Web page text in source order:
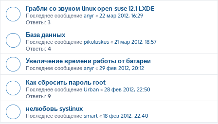
Грабли со звуком linux open-suse 12.1 LXDE
Последнее сообщение anyr « 22 мар 2012, 16:29
Ответы: 3
База данных
Последнее сообщение pikuluskus « 21 мар 2012, 18:57
Ответы: 4
Увеличение времени работы от батареи
Последнее сообщение anyr « 29 фев 2012, 20:12
Как сбросить пароль root
Последнее сообщение Urban « 28 фев 2012, 22:50
Ответы: 9
нелюбовь syslinux
Последнее сообщение smart « 18 фев 2012, 22:40